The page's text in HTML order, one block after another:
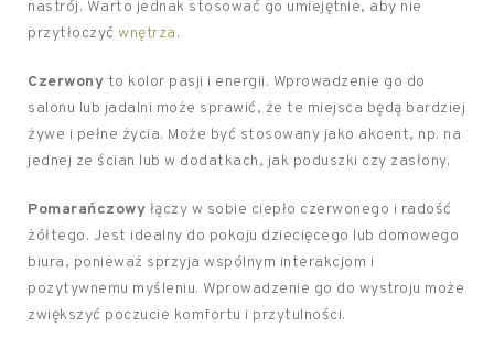
nastrój. Warto jednak stosować go umiejętnie, aby nie
przytłoczyć wnętrza.
Czerwony to kolor pasji i energii. Wprowadzenie go do
salonu lub jadalni może sprawić, że te miejsca będą bardziej
żywe i pełne życia. Może być stosowany jako akcent, np. na
jednej ze ścian lub w dodatkach, jak poduszki czy zasłony.
Pomarańczowy łączy w sobie ciepło czerwonego i radość
żółtego. Jest idealny do pokoju dziecięcego lub domowego
biura, ponieważ sprzyja wspólnym interakcjom i
pozytywnemu myśleniu. Wprowadzenie go do wystroju może
zwiększyć poczucie komfortu i przytulności.